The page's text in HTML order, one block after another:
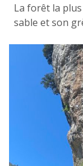
La forêt la
sable et son